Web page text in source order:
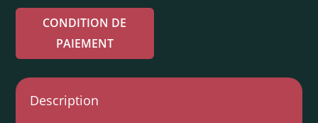
CONDITION DE
PAIEMENT
Description